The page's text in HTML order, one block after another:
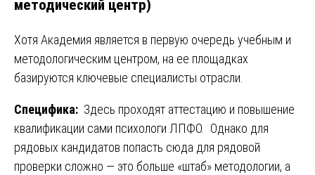
методический центр)
Хотя Академия является в первую очередь учебным и
методологическим центром, на ее площадках
базируются ключевые специалисты отрасли.
Специфика: Здесь проходят аттестацию и повышение
квалификации сами психологи ЛПФО. Однако для
рядовых кандидатов попасть сюда для рядовой
проверки сложно — это больше «штаб» методологии, а